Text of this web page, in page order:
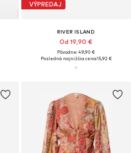
VÝPREDAJ
RIVER ISLAND
Od 19,90 €
Pôvodne: 49,90 €
Posledná najnižšia cena:15,92 €